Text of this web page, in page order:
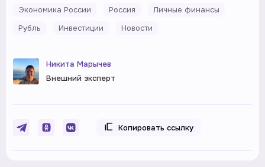
Экономика России
Россия
Личные финансы
Рубль
Инвестиции Новости
Никита Марычев
Внешний эксперт
Копировать ссылку